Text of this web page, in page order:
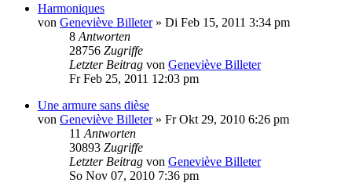
Harmoniques
von Geneviève Billeter» Di Feb 15, 2011 3:34 pm
8 Antworten
28756 Zugriffe
Letzter Beitrag von Geneviève Billeter
Fr Feb 25, 2011 12:03 pm
Une armure sans dièse
von Geneviève Billeter» Fr Okt 29, 2010 6:26 pm
11 Antworten
30893 Zugriffe
Letzter Beitrag von Geneviève Billeter
So Nov 07, 2010 7:36 pm